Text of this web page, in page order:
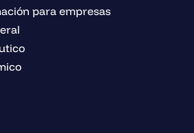
para empresas